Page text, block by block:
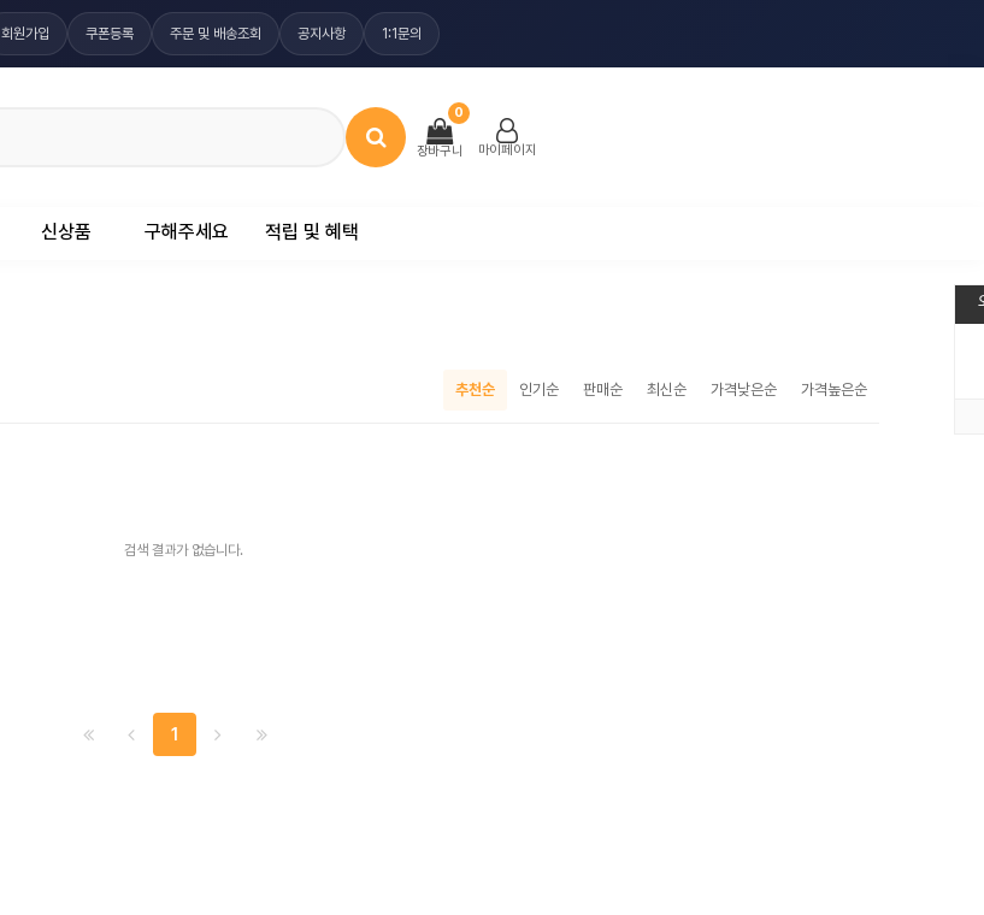
회원가입 쿠폰등록 주문 및 배송조회 공지사항 1:1문의
장바구니
0
마이페이지
신상품 구해주세요 적립 및 혜택
추천순 인기순 판매순 최신순 가격낮은순 가격높은순
검색 결과가 없습니다.
1